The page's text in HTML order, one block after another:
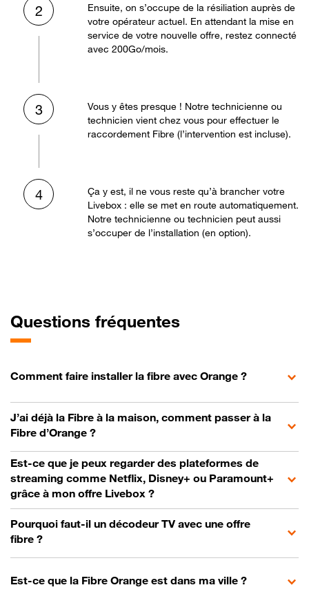
2
Ensuite, on s’occupe de la résiliation auprès de
votre opérateur actuel. En attendant la mise en
service de votre nouvelle offre, restez connecté
avec 200Go/mois.
3
Vous y êtes presque ! Notre technicienne ou
technicien vient chez vous pour effectuer le
raccordement Fibre (l’intervention est incluse).
4
Ça y est, il ne vous reste qu’à brancher votre
Livebox : elle se met en route automatiquement.
Notre technicienne ou technicien peut aussi
s’occuper de l’installation (en option).
Questions fréquentes
Comment faire installer la fibre avec Orange ?
J’ai déjà la Fibre à la maison, comment passer à la
Fibre d’Orange ?
Est-ce que je peux regarder des plateformes de
streaming comme Netflix, Disney+ ou Paramount+
grâce à mon offre Livebox ?
Pourquoi faut-il un décodeur TV avec une offre
fibre ?
Est-ce que la Fibre Orange est dans ma ville ?